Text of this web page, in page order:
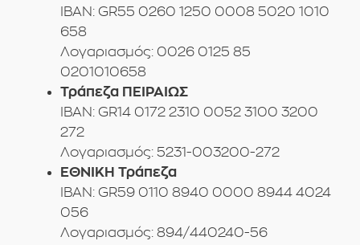
IBAN: GR55 0260 1250 0008 5020 1010
658
Λογαριασμός: 0026 0125 85
0201010658
Τράπεζα ΠΕΙΡΑΙΩΣ
IBAN: GR14 0172 2310 0052 3100 3200
272
Λογαριασμός: 5231-003200-272
ΕΘΝΙΚΗ Τράπεζα
IBAN: GR59 0110 8940 0000 8944 4024
056
Λογαριασμός: 894/440240-56